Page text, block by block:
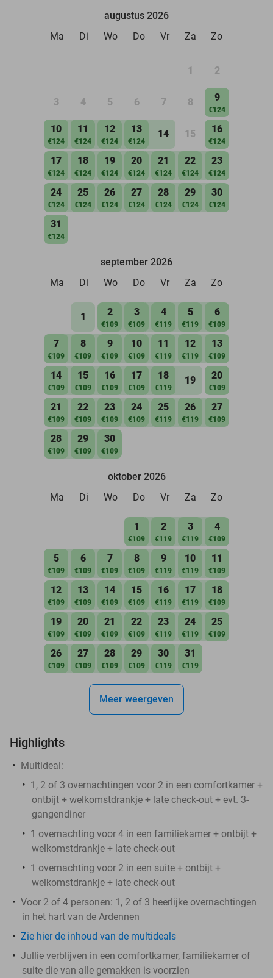
augustus 2026
Ma
Di Wo Do Vr Za Zo
1 2
3 4 5 6 7 8 9
€124
10
€124
11
€124
12
€124
13
€124
14 15 16
€124
17
€124
18
€124
19
€124
20
€124
21
€124
22
€124
23
€124
24
€124
25
€124
26
€124
27
€124
28
€124
29
€124
30
€124
31
€124
september 2026
Ma
Di Wo Do Vr Za Zo
1 2
€109
3
€109
4
€119
5
€119
6
€109
7
€109
8
€109
9
€109
10
€109
11
€119
12
€119
13
€109
14
€109
15
€109
16
€109
17
€109
18
€119
19 20
€109
21
€109
22
€109
23
€109
24
€109
25
€119
26
€119
27
€109
28
€109
29
€109
30
€109
oktober 2026
Ma
Di Wo Do Vr Za Zo
1
€109
2
€119
3
€119
4
€109
5
€109
6
€109
7
€109
8
€109
9
€119
10
€119
11
€109
12
€109
13
€109
14
€109
15
€109
16
€119
17
€119
18
€109
19
€109
20
€109
21
€109
22
€109
23
€119
24
€119
25
€109
26
€109
27
€109
28
€109
29
€109
30
€119
31
€119
Meer weergeven
Highlights
Multideal:
1, 2 of 3 overnachtingen voor 2 in een comfortkamer +
ontbijt + welkomstdrankje + late check-out + evt. 3-
gangendiner
1 overnachting voor 4 in een familiekamer + ontbijt +
welkomstdrankje + late check-out
1 overnachting voor 2 in een suite + ontbijt +
welkomstdrankje + late check-out
Voor 2 of 4 personen: 1, 2 of 3 heerlijke overnachtingen
in het hart van de Ardennen
Zie hier de inhoud van de multideals
Jullie verblijven in een comfortkamer, familiekamer of
suite die van alle gemakken is voorzien